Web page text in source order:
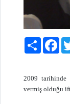
Paylaş
2009 tarihinde
vermiş olduğu